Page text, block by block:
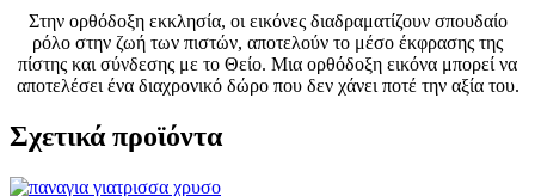
Στην ορθόδοξη εκκλησία, οι εικόνες διαδραματίζουν σπουδαίο
ρόλο στην ζωή των πιστών, αποτελούν το μέσο έκφρασης της
πίστης και σύνδεσης με το Θείο. Μια ορθόδοξη εικόνα μπορεί να
αποτελέσει ένα διαχρονικό δώρο που δεν χάνει ποτέ την αξία του.
Σχετικά προϊόντα